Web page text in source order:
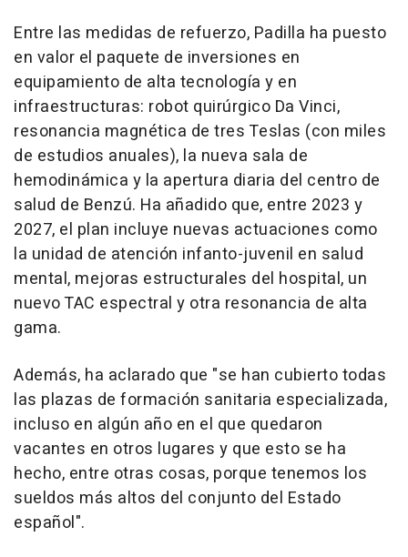
Entre las medidas de refuerzo, Padilla ha puesto
en valor el paquete de inversiones en
equipamiento de alta tecnología y en
infraestructuras: robot quirúrgico Da Vinci,
resonancia magnética de tres Teslas (con miles
de estudios anuales), la nueva sala de
hemodinámica y la apertura diaria del centro de
salud de Benzú. Ha añadido que, entre 2023 y
2027, el plan incluye nuevas actuaciones como
la unidad de atención infanto-juvenil en salud
mental, mejoras estructurales del hospital, un
nuevo TAC espectral y otra resonancia de alta
gama.
Además, ha aclarado que "se han cubierto todas
las plazas de formación sanitaria especializada,
incluso en algún año en el que quedaron
vacantes en otros lugares y que esto se ha
hecho, entre otras cosas, porque tenemos los
sueldos más altos del conjunto del Estado
español".